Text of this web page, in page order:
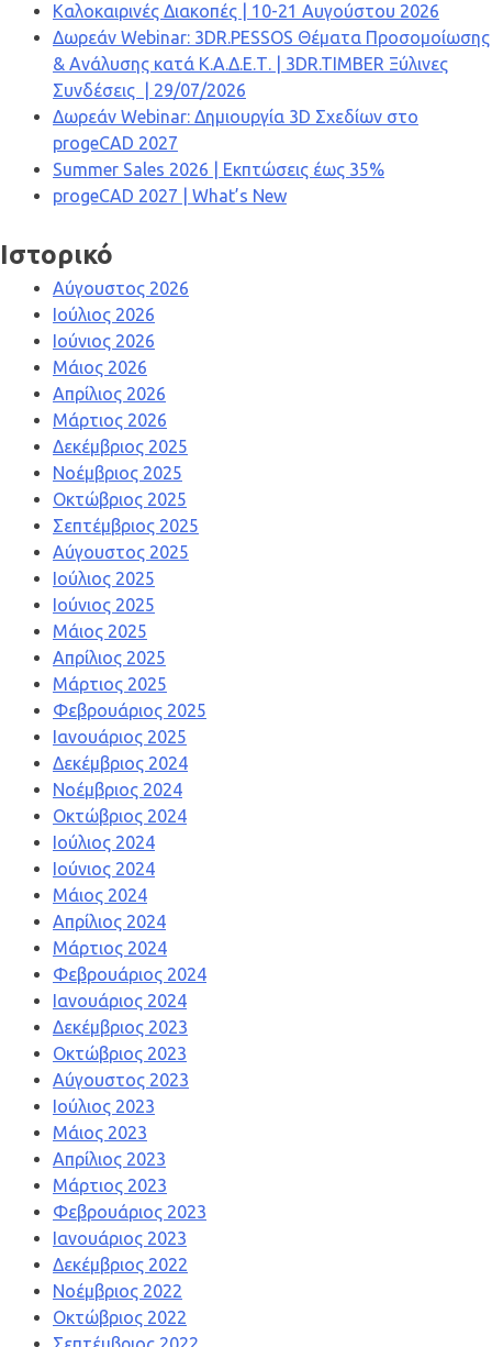
Καλοκαιρινές Διακοπές | 10-21 Αυγούστου 2026
Δωρεάν Webinar: 3DR.PESSOS Θέματα Προσομοίωσης
& Ανάλυσης κατά Κ.Α.Δ.Ε.Τ. | 3DR.TIMBER Ξύλινες
Συνδέσεις | 29/07/2026
Δωρεάν Webinar: Δημιουργία 3D Σχεδίων στο
progeCAD 2027
Summer Sales 2026 | Εκπτώσεις έως 35%
progeCAD 2027 | What’s New
Ιστορικό
Αύγουστος 2026
Ιούλιος 2026
Ιούνιος 2026
Μάιος 2026
Απρίλιος 2026
Μάρτιος 2026
Δεκέμβριος 2025
Νοέμβριος 2025
Οκτώβριος 2025
Σεπτέμβριος 2025
Αύγουστος 2025
Ιούλιος 2025
Ιούνιος 2025
Μάιος 2025
Απρίλιος 2025
Μάρτιος 2025
Φεβρουάριος 2025
Ιανουάριος 2025
Δεκέμβριος 2024
Νοέμβριος 2024
Οκτώβριος 2024
Ιούλιος 2024
Ιούνιος 2024
Μάιος 2024
Απρίλιος 2024
Μάρτιος 2024
Φεβρουάριος 2024
Ιανουάριος 2024
Δεκέμβριος 2023
Οκτώβριος 2023
Αύγουστος 2023
Ιούλιος 2023
Μάιος 2023
Απρίλιος 2023
Μάρτιος 2023
Φεβρουάριος 2023
Ιανουάριος 2023
Δεκέμβριος 2022
Νοέμβριος 2022
Οκτώβριος 2022